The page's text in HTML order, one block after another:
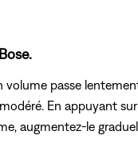
volume passe
En appuyant
augmentez-le